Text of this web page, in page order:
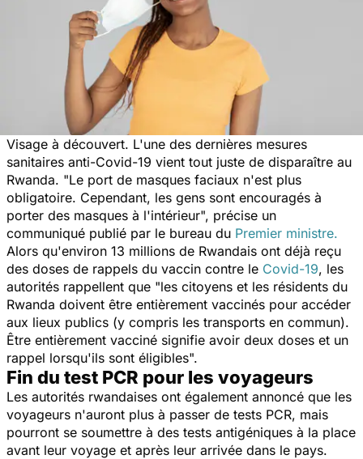
Visage à découvert. L'une des dernières mesures
sanitaires anti-Covid-19 vient tout juste de disparaître au
Rwanda. "Le port de masques faciaux n'est plus
obligatoire. Cependant, les gens sont encouragés à
porter des masques à l'intérieur", précise un
communiqué publié par le bureau du Premier ministre.
Alors qu'environ 13 millions de Rwandais ont déjà reçu
des doses de rappels du vaccin contre le Covid-19, les
autorités rappellent que "les citoyens et les résidents du
Rwanda doivent être entièrement vaccinés pour accéder
aux lieux publics (y compris les transports en commun).
Être entièrement vacciné signifie avoir deux doses et un
rappel lorsqu'ils sont éligibles".
Fin du test PCR pour les voyageurs
Les autorités rwandaises ont également annoncé que les
voyageurs n'auront plus à passer de tests PCR, mais
pourront se soumettre à des tests antigéniques à la place
avant leur voyage et après leur arrivée dans le pays.